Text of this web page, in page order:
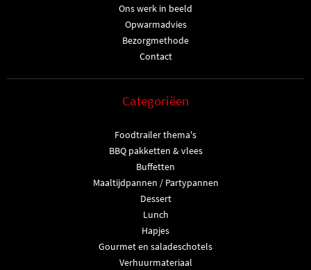
Ons werk in beeld
Opwarmadvies
Bezorgmethode
Contact
Categoriëen
Foodtrailer thema's
BBQ pakketten & vlees
Buffetten
Maaltijdpannen / Partypannen
Dessert
Lunch
Hapjes
Gourmet en saladeschotels
Verhuurmateriaal